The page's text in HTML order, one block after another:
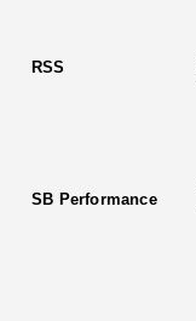
RSS
SB Performance